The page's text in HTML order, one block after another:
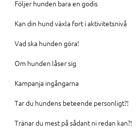
Följer hunden bara en godis
Kan din hund växla fort i aktivitetsnivå
Vad ska hunden göra!
Om hunden låser sig
Kampanja ingångarna
Tar du hundens beteende personligt?!
Tränar du mest på sådant ni redan kan?!